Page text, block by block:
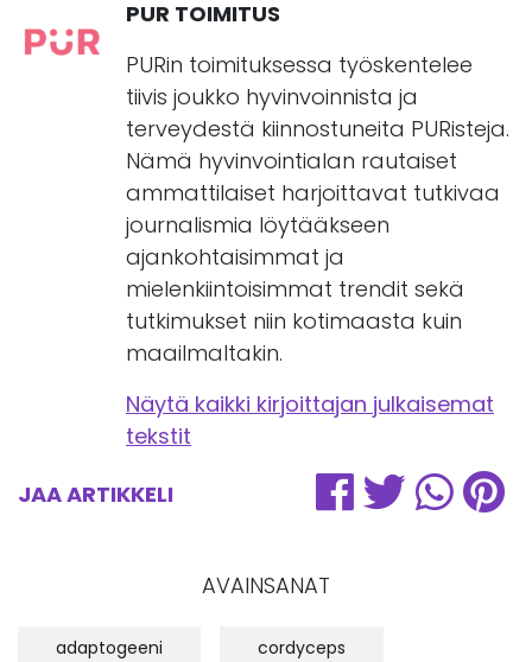
PUR TOIMITUS
PURin toimituksessa työskentelee
tiivis joukko hyvinvoinnista ja
terveydestä kiinnostuneita PURisteja.
Nämä hyvinvointialan rautaiset
ammattilaiset harjoittavat tutkivaa
journalismia löytääkseen
ajankohtaisimmat ja
mielenkiintoisimmat trendit sekä
tutkimukset niin kotimaasta kuin
maailmaltakin.
Näytä kaikki kirjoittajan julkaisemat
tekstit
JAA ARTIKKELI
AVAINSANAT
adaptogeeni cordyceps